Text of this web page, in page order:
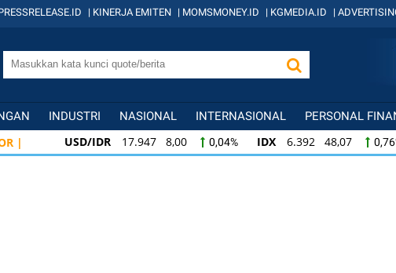
| KINERJA EMITEN | MOMSMONEY.ID | KGMEDIA.ID |
INDUSTRI NASIONAL INTERNASIONAL PERSONAL
| USD/IDR 17.947 8,00 0,04% IDX 6.392 48,07
IDX 6.392 48,07 0,76% KOMPAS100 842 9,01